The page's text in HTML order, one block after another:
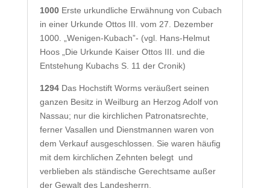
1000Erste urkundliche Erwähnung von Cubach
in einer Urkunde Ottos III. vom 27. Dezember
1000. „Wenigen-Kubach”- (vgl. Hans-Helmut
Hoos „Die Urkunde Kaiser Ottos III. und die
Entstehung Kubachs S. 11 der Cronik)
1294Das Hochstift Worms veräußert seinen
ganzen Besitz in Weilburg an Herzog Adolf von
Nassau; nur die kirchlichen Patronatsrechte,
ferner Vasallen und Dienstmannen waren von
dem Verkauf ausgeschlossen. Sie waren häufig
mit dem kirchlichen Zehnten belegt und
verblieben als ständische Gerechtsame außer
der Gewalt des Landesherrn.